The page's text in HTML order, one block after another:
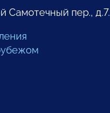
Самотечный пер., д.7.